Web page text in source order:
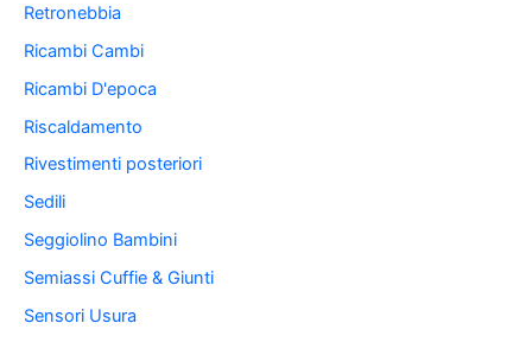
Retronebbia
Ricambi Cambi
Ricambi D'epoca
Riscaldamento
Rivestimenti posteriori
Sedili
Seggiolino Bambini
Semiassi Cuffie & Giunti
Sensori Usura